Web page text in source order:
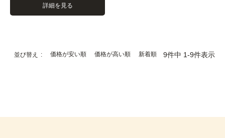
詳細を見る
並び替え 価格が安い順 価格が高い順 新着順 9件中 1-9件表示